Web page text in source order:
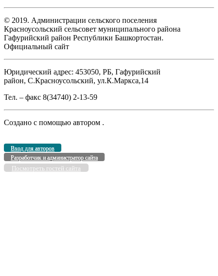
© 2019. Администрации сельского поселения
Красноусольский сельсовет муниципального района
Гафурийский район Республики Башкортостан.
Официальный сайт
Юридический адрес: 453050, РБ, Гафурийский
район, С.Красноусольский, ул.К.Маркса,14
Тел. – факс 8(34740) 2-13-59
Создано с помощью автором .
Вход для авторов
Разработчик и администратор сайта
Посмотреть гостей сайта